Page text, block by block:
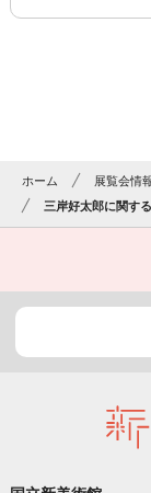
ホーム
展覧会情
三岸好太郎に関す